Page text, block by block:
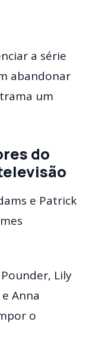
a série
abandonar
um
do
e Patrick
Lily
Anna
o